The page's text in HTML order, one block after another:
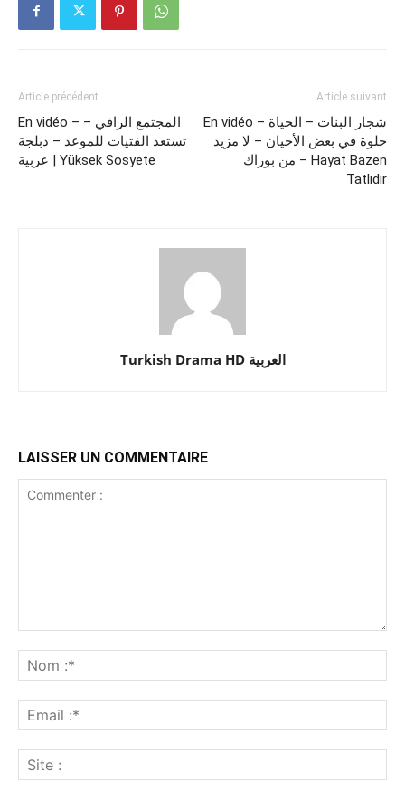
Article précédent
En vidéo – المجتمع الراقي –
تستعد الفتيات للموعد – دبلجة
عربية | Yüksek Sosyete
Article suivant
En vidéo – شجار البنات – الحياة
حلوة في بعض الأحيان – لا مزيد
من بوراك – Hayat Bazen
Tatlıdır
Turkish Drama HD العربية
LAISSER UN COMMENTAIRE